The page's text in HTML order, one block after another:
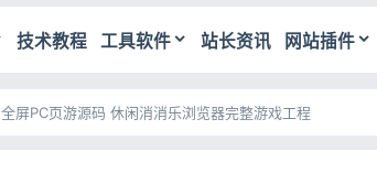
技术教程 工具软件 站长资讯 网站插件
屏PC页游源码 休闲消消乐浏览器完整游戏工程